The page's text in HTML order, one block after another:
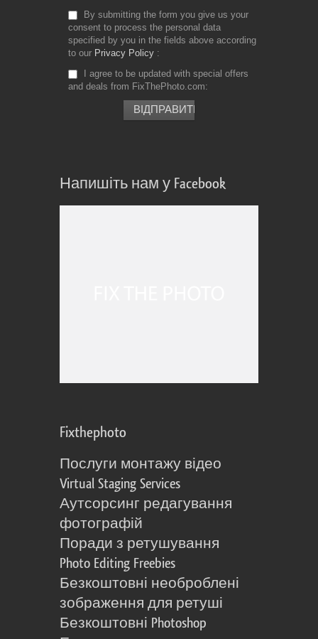
By submitting the form you give us your
consent to process the personal data
specified by you in the fields above according
to our Privacy Policy
I agree to be updated with special offers
and deals from FixThePhoto.com
Напишіть нам у Facebook
Fixthephoto
Послуги монтажу відео
Virtual Staging Services
Аутсорсинг редагування
фотографій
Поради з ретушування
Photo Editing Freebies
Безкоштовні необроблені
зображення для ретуші
Безкоштовні Photoshop